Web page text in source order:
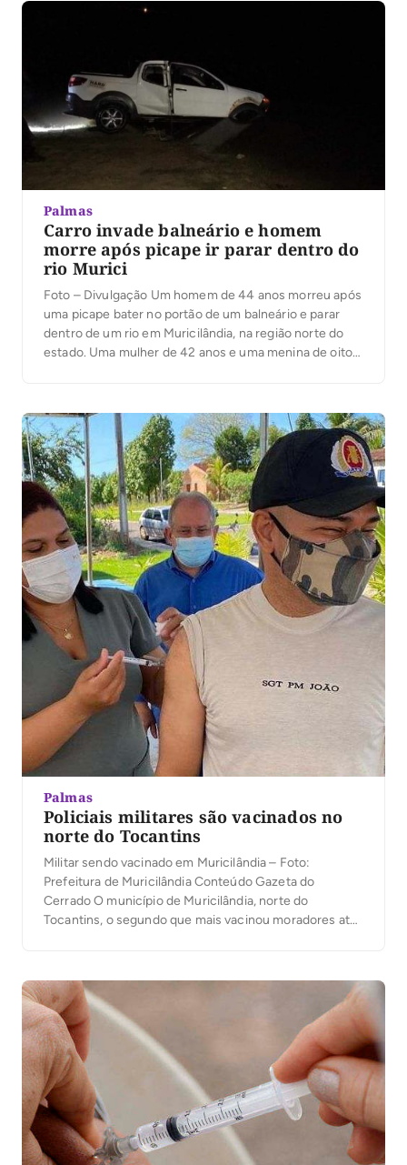
Palmas
Carro invade balneário e homem
morre após picape ir parar dentro do
rio Murici
Foto – Divulgação Um homem de 44 anos morreu após
uma picape bater no portão de um balneário e parar
dentro de um rio em Muricilândia, na região norte do
estado. Uma mulher de 42 anos e uma menina de oito
Palmas
Policiais militares são vacinados no
norte do Tocantins
Militar sendo vacinado em Muricilândia – Foto:
Prefeitura de Muricilândia Conteúdo Gazeta do
Cerrado O município de Muricilândia, norte do
Tocantins, o segundo que mais vacinou moradores até
receberam as primeiras doses nesta quarta-feira, 7. A
cidade mantém ainda […]